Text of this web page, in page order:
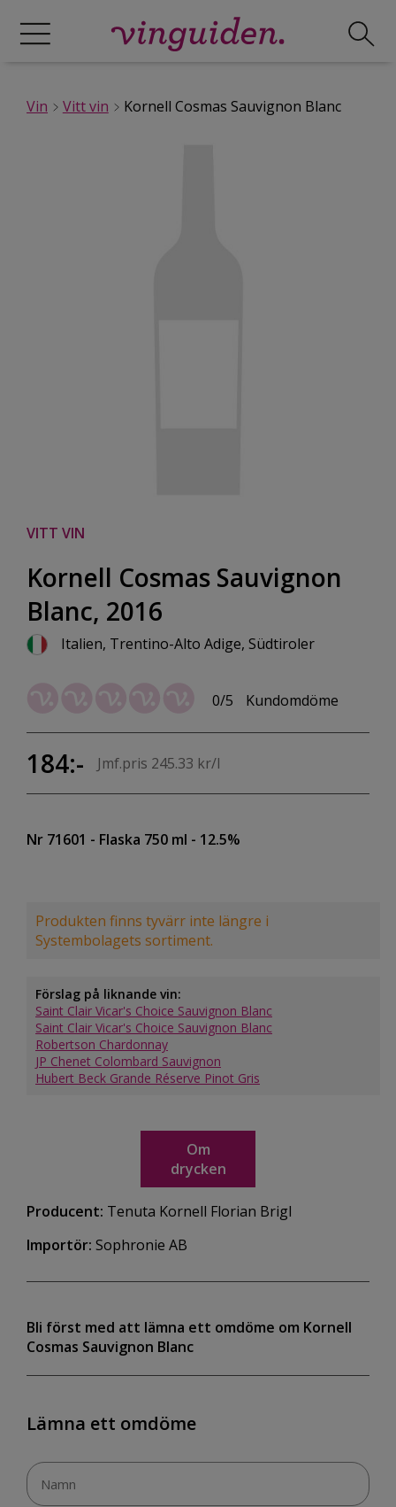
Vin Vitt vin Kornell Cosmas Sauvignon Blanc
VITT VIN
Kornell Cosmas Sauvignon
Blanc, 2016
Italien, Trentino-Alto Adige, Südtiroler
0/5 Kundomdöme
184:- Jmf.pris 245.33 kr/l
Nr 71601 - Flaska 750 ml - 12.5%
Produkten finns tyvärr inte längre i
Systembolagets sortiment.
Förslag på liknande vin:
Saint Clair Vicar's Choice Sauvignon Blanc
Saint Clair Vicar's Choice Sauvignon Blanc
Robertson Chardonnay
JP Chenet Colombard Sauvignon
Hubert Beck Grande Réserve Pinot Gris
Om
drycken
Producent: Tenuta Kornell Florian Brigl
Importör: Sophronie AB
Bli först med att lämna ett omdöme om Kornell
Cosmas Sauvignon Blanc
Lämna ett omdöme